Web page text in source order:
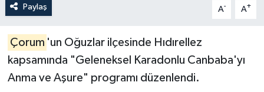
Paylaş A- A+
Çorum 'un Oğuzlar ilçesinde Hıdırellez
kapsamında "Geleneksel Karadonlu Canbaba'yı
Anma ve Aşure" programı düzenlendi.
TEKNOLOJİ